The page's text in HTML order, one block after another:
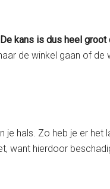
De kans is dus heel
de winkel gaan of de
je hals. Zo heb je er het
want hierdoor